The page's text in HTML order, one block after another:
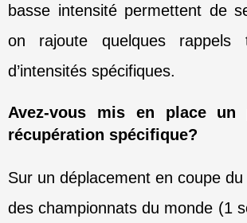
basse intensité permettent de
on rajoute quelques rappels
d’intensités spécifiques.
Avez-vous mis en place un
récupération spécifique?
Sur un déplacement en coupe
des championnats du monde (1